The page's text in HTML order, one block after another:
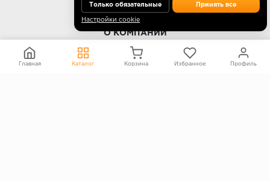
О КОМПАНИИ
Контакты
Только обязательные Принять все
Настройки cookie
Главная Каталог Корзина Избранное Профиль